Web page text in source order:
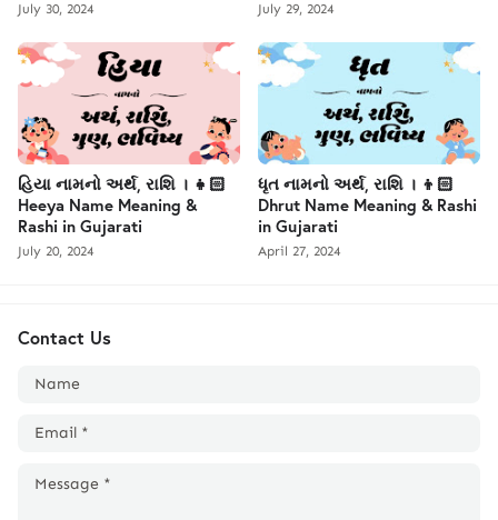
July 30, 2024 July 29, 2024
હિયા નામનો અર્થ, રાશિ । 👧🏻
Heeya Name Meaning &
Rashi in Gujarati
July 20, 2024
ધૃત નામનો અર્થ, રાશિ । 👦🏻
Dhrut Name Meaning & Rashi
in Gujarati
April 27, 2024
Contact Us